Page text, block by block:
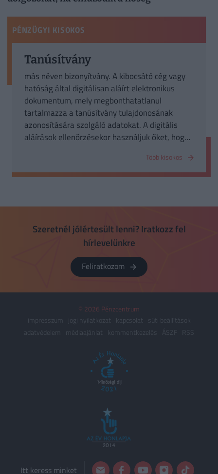
PÉNZÜGYI KISOKOS
Tanúsítvány
más néven bizonyítvány. A kibocsátó cég vagy
hatóság által digitálisan aláírt elektronikus
dokumentum, mely megbonthatatlanul
tartalmazza a tanúsítvány tulajdonosának
azonosítására szolgáló adatokat. A digitális
aláírások ellenőrzésekor használjuk őket, hogy
banking esetén - valóban a bankkal épült-e ki.
Több kisokos
Szeretnél jólértesült lenni? Iratkozz fel
hírlevelünkre
Feliratkozom
© 2026 Pénzcentrum
impresszum
jogi nyilatkozat kapcsolat
süti beállítások
adatvédelem
médiaajánlat kommentkezelés ÁSZF RSS
Itt keress minket